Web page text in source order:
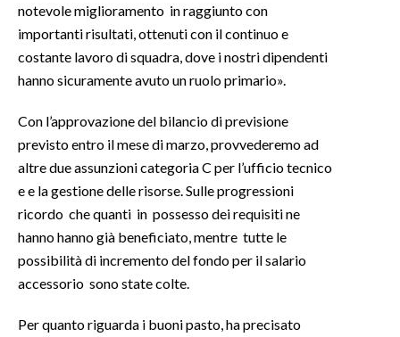
notevole miglioramento in raggiunto con
importanti risultati, ottenuti con il continuo e
costante lavoro di squadra, dove i nostri dipendenti
hanno sicuramente avuto un ruolo primario».
Con l’approvazione del bilancio di previsione
previsto entro il mese di marzo, provvederemo ad
altre due assunzioni categoria C per l’ufficio tecnico
e e la gestione delle risorse. Sulle progressioni
ricordo che quanti in possesso dei requisiti ne
hanno hanno già beneficiato, mentre tutte le
possibilità di incremento del fondo per il salario
accessorio sono state colte.
Per quanto riguarda i buoni pasto, ha precisato